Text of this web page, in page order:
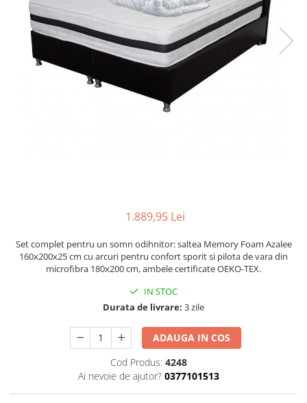
1.889,95 Lei
Set complet pentru un somn odihnitor: saltea Memory Foam Azalee
160x200x25 cm cu arcuri pentru confort sporit si pilota de vara din
microfibra 180x200 cm, ambele certificate OEKO-TEX.
IN STOC
Durata de livrare: 3 zile
ADAUGA IN COS
Cod Produs: 4248
Ai nevoie de ajutor? 0377101513